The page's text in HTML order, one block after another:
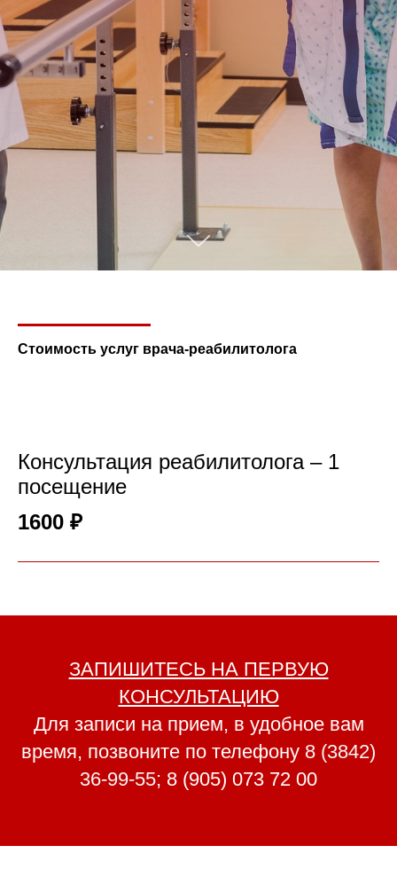
Стоимость услуг врача-реабилитолога
Консультация реабилитолога – 1
посещение
1600 ₽
ЗАПИШИТЕСЬ НА ПЕРВУЮ
КОНСУЛЬТАЦИЮ
Для записи на прием, в удобное вам
время, позвоните по телефону 8 (3842)
36-99-55; 8 (905) 073 72 00